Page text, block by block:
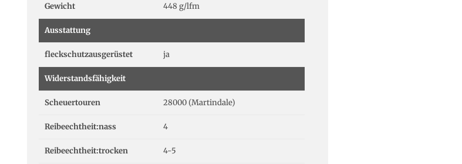
Gewicht 448 g/lfm
Ausstattung
fleckschutzausgerüstet ja
Widerstandsfähigkeit
Scheuertouren 28000 (Martindale)
Reibeechtheit:nass 4
Reibeechtheit:trocken 4-5